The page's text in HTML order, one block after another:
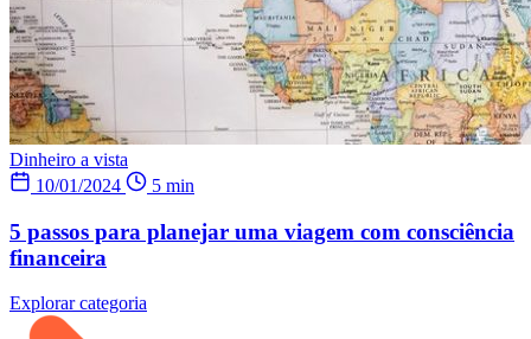
Dinheiro a vista
10/01/2024
5 min
5 passos para planejar uma viagem com consciência
financeira
Explorar categoria